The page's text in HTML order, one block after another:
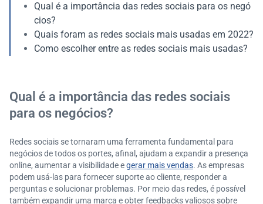
Qual é a importância das redes sociais para os negó
cios?
Quais foram as redes sociais mais usadas em 2022?
Como escolher entre as redes sociais mais usadas?
Qual é a importância das redes sociais
para os negócios?
Redes sociais se tornaram uma ferramenta fundamental para
negócios de todos os portes, afinal, ajudam a expandir a presença
online, aumentar a visibilidade egerar mais vendas. As empresas
podem usá-las para fornecer suporte ao cliente, responder a
perguntas e solucionar problemas. Por meio das redes, é possível
também expandir uma marca e obter feedbacks valiosos sobre